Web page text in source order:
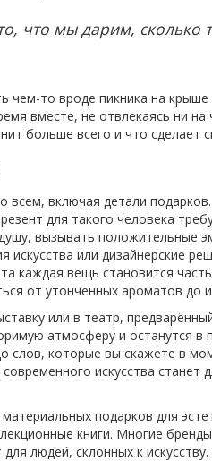
что мы дарим,
то вроде пикника на крыше
вместе, не отвлекаясь ни
больше всего и что сделает
включая детали
для такого человека
вызывать положительные
искусства или дизайнерские
каждая вещь становится
от утонченных ароматов до
или в театр,
атмосферу и останутся в
слов, которые вы скажете в
искусства
подарков для
книги. Многие
людей, склонных к